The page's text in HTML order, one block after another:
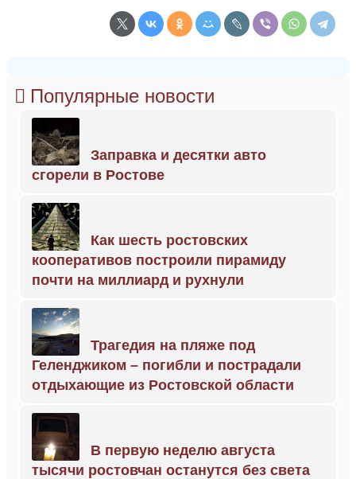
Популярные новости
Заправка и десятки авто
сгорели в Ростове
Как шесть ростовских
кооперативов построили пирамиду
почти на миллиард и рухнули
Трагедия на пляже под
Геленджиком – погибли и пострадали
отдыхающие из Ростовской области
В первую неделю августа
тысячи ростовчан останутся без света